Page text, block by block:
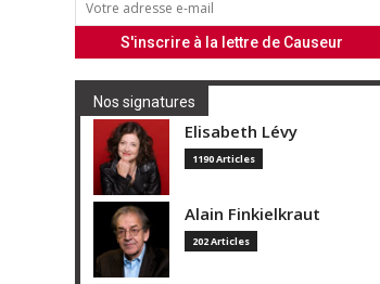
Nos signatures
Elisabeth Lévy
1190 Articles
Alain Finkielkraut
202 Articles